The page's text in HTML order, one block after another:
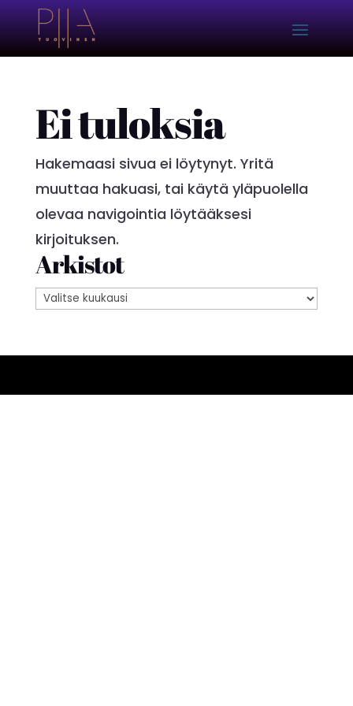
Ei tuloksia
Hakemaasi sivua ei löytynyt. Yritä
muuttaa hakuasi, tai käytä yläpuolella
olevaa navigointia löytääksesi
kirjoituksen.
Arkistot
Arkistot